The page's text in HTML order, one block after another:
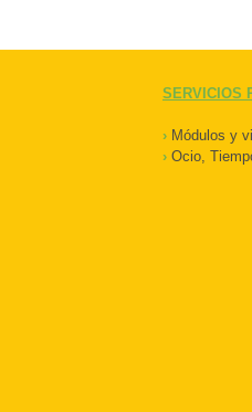
SERVICIOS
› Módulos y
› Ocio,